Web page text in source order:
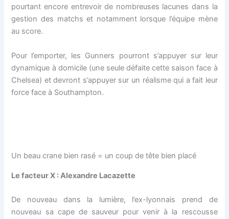
pourtant encore entrevoir de nombreuses lacunes dans la
gestion des matchs et notamment lorsque l’équipe mène
au score.
Pour l’emporter, les Gunners pourront s’appuyer sur leur
dynamique à domicile (une seule défaite cette saison face à
Chelsea) et devront s’appuyer sur un réalisme qui a fait leur
force face à Southampton.
Un beau crane bien rasé = un coup de tête bien placé
Le facteur X : Alexandre Lacazette
De nouveau dans la lumière, l’ex-lyonnais prend de
nouveau sa cape de sauveur pour venir à la rescousse